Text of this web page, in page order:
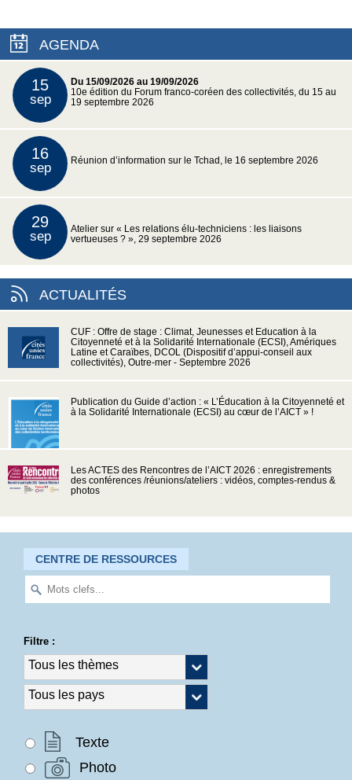
AGENDA
15
sep
Du 15/09/2026 au 19/09/2026
10e édition du Forum franco-coréen des collectivités, du 15 au
19 septembre 2026
16
sep Réunion d’information sur le Tchad, le 16 septembre 2026
29
sep
Atelier sur « Les relations élu-techniciens : les liaisons
vertueuses ? », 29 septembre 2026
ACTUALITÉS
CUF : Offre de stage : Climat, Jeunesses et Education à la
Citoyenneté et à la Solidarité Internationale (ECSI), Amériques
Latine et Caraïbes, DCOL (Dispositif d’appui-conseil aux
collectivités), Outre-mer - Septembre 2026
Publication du Guide d’action : « L’Éducation à la Citoyenneté et
à la Solidarité Internationale (ECSI) au cœur de l’AICT » !
Les ACTES des Rencontres de l’AICT 2026 : enregistrements
des conférences /réunions/ateliers : vidéos, comptes-rendus &
photos
CENTRE DE RESSOURCES
Filtre :
Texte
Photo